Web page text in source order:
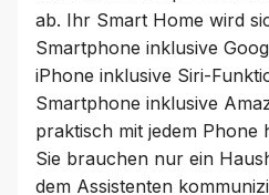
ab. Ihr Smart Home wird
Smartphone inklusive
iPhone inklusive Siri-
Smartphone inklusive
praktisch mit jedem Phone
Sie brauchen nur ein
dem Assistenten